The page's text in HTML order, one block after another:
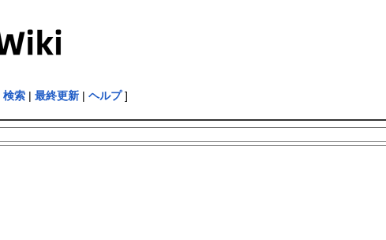
検索| 最終更新| ヘルプ]